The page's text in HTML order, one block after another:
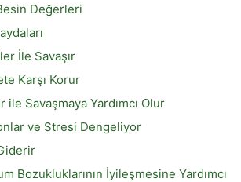
Değerleri
İle Savaşır
Karşı Korur
ile Savaşmaya Yardımcı Olur
ve Stresi Dengeliyor
Bozukluklarının İyileşmesine Yardımcı